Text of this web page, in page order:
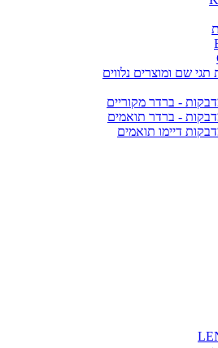
שם ומוצרים נלווים
- ברדר מקוריים
- ברדר תואמים
דיימו תואמים